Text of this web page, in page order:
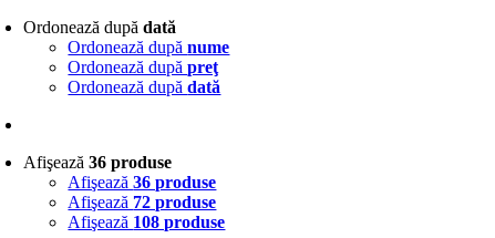
Ordonează dupădată
Ordonează dupănume
Ordonează dupăpreţ
Ordonează dupădată
Afişează36 produse
Afişează36 produse
Afişează 72 produse
Afişează 108 produse